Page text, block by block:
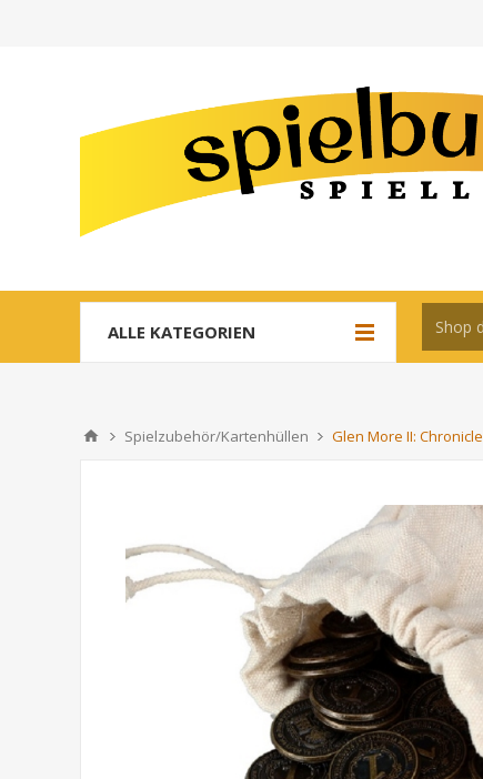
ALLE KATEGORIEN
Spielzubehör/Kartenhüllen Glen More II: